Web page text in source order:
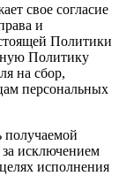
свое согласие
и
Политики
Политику
на сбор,
персональных
получаемой
исключением
исполнения